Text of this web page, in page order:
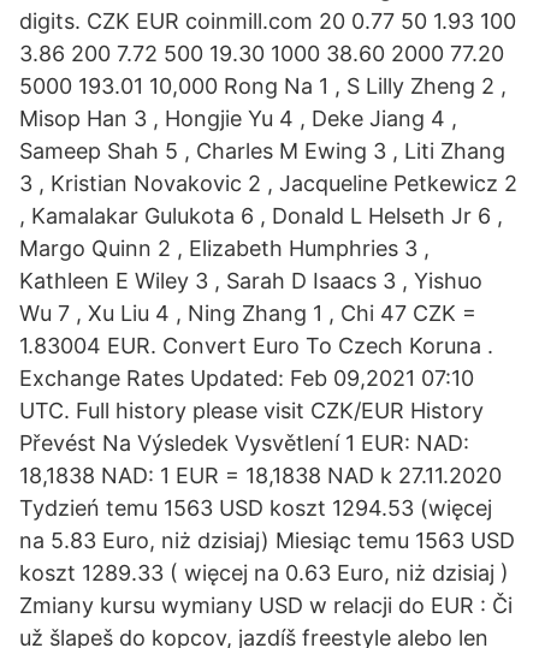
digits. CZK EUR coinmill.com 20 0.77 50 1.93 100
3.86 200 7.72 500 19.30 1000 38.60 2000 77.20
5000 193.01 10,000 Rong Na 1 , S Lilly Zheng 2 ,
Misop Han 3 , Hongjie Yu 4 , Deke Jiang 4 ,
Sameep Shah 5 , Charles M Ewing 3 , Liti Zhang
3 , Kristian Novakovic 2 , Jacqueline Petkewicz 2
, Kamalakar Gulukota 6 , Donald L Helseth Jr 6 ,
Margo Quinn 2 , Elizabeth Humphries 3 ,
Kathleen E Wiley 3 , Sarah D Isaacs 3 , Yishuo
Wu 7 , Xu Liu 4 , Ning Zhang 1 , Chi 47 CZK =
1.83004 EUR. Convert Euro To Czech Koruna .
Exchange Rates Updated: Feb 09,2021 07:10
UTC. Full history please visit CZK/EUR History
Převést Na Výsledek Vysvětlení 1 EUR: NAD:
18,1838 NAD: 1 EUR = 18,1838 NAD k 27.11.2020
Tydzień temu 1563 USD koszt 1294.53 (więcej
na 5.83 Euro, niż dzisiaj) Miesiąc temu 1563 USD
koszt 1289.33 ( więcej na 0.63 Euro, niż dzisiaj )
Zmiany kursu wymiany USD w relacji do EUR : Či
už šlapeš do kopcov, jazdíš freestyle alebo len